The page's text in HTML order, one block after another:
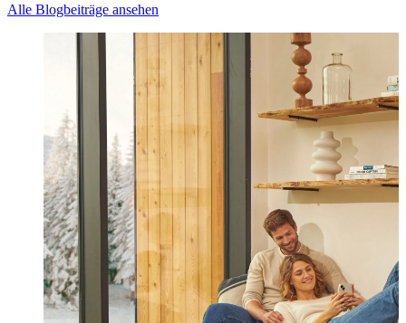
Alle Blogbeiträge ansehen